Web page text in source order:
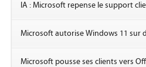
IA : Microsoft repense le support
Microsoft autorise Windows 11 sur
Microsoft pousse ses clients vers